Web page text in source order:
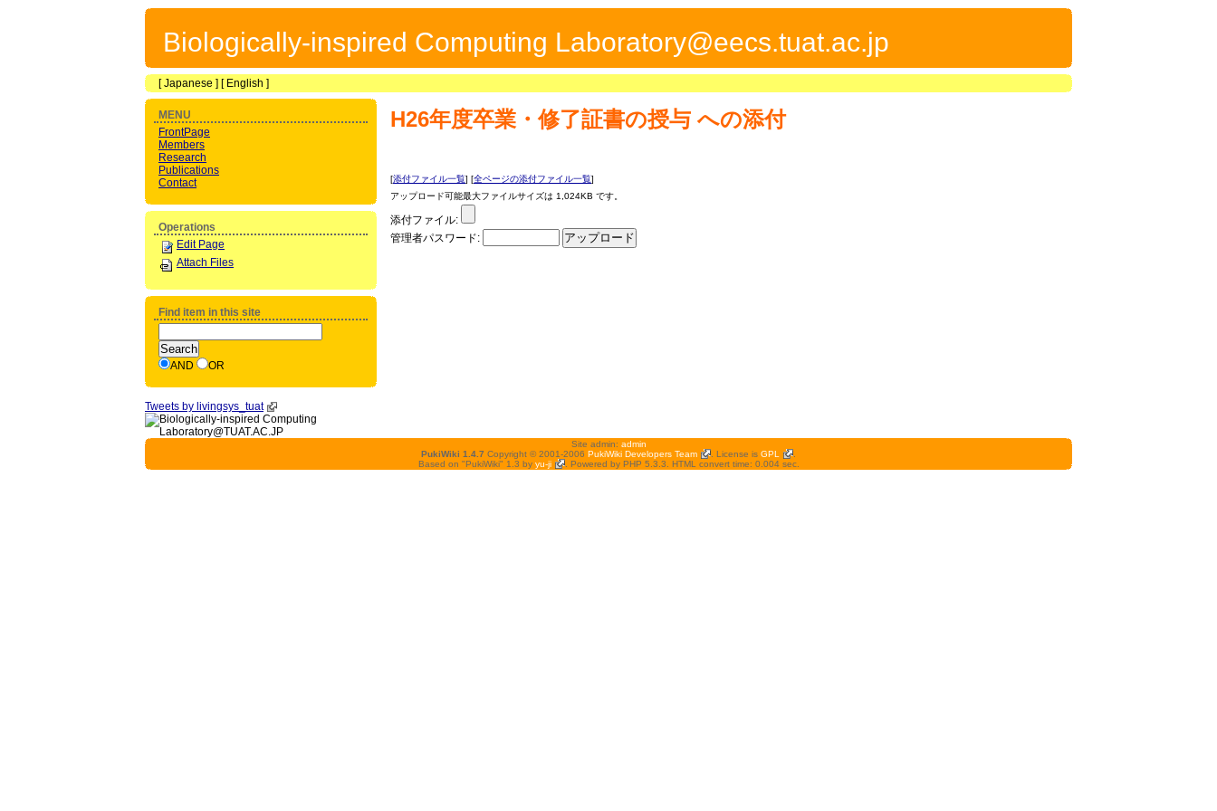
Biologically-inspired Computing Laboratory@eecs.tuat.ac.jp
[Japanese ] [ English ]
H26年度卒業・修了証書の授与 への添付
[添付ファイル一覧] [全ページの添付ファイル一覧]
アップロード可能最大ファイルサイズは 1,024KB です。
添付ファイル:
管理者パスワード:
MENU
FrontPage
Members
Research
Publications
Contact
Operations
Edit Page
Attach Files
Find item in this site
AND OR
Tweets by livingsys_tuat
Site admin: admin
PukiWiki 1.4.7 Copyright © 2001-2006 PukiWiki Developers Team . License is GPL
Based on "PukiWiki" 1.3 by yu-ji . Powered by PHP 5.3.3. HTML convert time: 0.004 sec.